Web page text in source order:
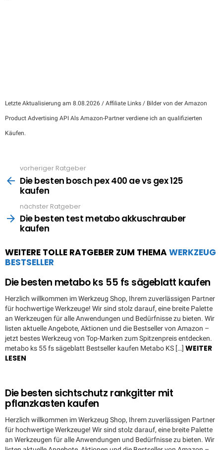
Letzte Aktualisierung am 8.08.2026 / Affiliate Links / Bilder von der Amazon
Product Advertising API Als Amazon-Partner verdiene ich an qualifizierten
Käufen.
more
vorheriger Ratgeber
Die besten bosch pex 400 ae vs gex 125
kaufen
nächster Ratgeber
Die besten test metabo akkuschrauber
kaufen
WEITERE TOLLE RATGEBER ZUM THEMAWERKZEUG
BESTSELLER
Die besten metabo ks 55 fs sägeblatt kaufen
Herzlich willkommen im Werkzeug Shop, Ihrem zuverlässigen Partner
für hochwertige Werkzeuge! Wir sind stolz darauf, eine breite Palette
an Werkzeugen für alle Anwendungen und Bedürfnisse zu bieten. Wir
listen aktuelle Angebote, Aktionen und die Bestseller von Amazon –
jetzt bestes Werkzeug von Top-Marken zum Spitzenpreis entdecken.
metabo ks 55 fs sägeblatt Bestseller kaufen Metabo KS […] WEITER
LESEN
Die besten sichtschutz rankgitter mit
pflanzkasten kaufen
Herzlich willkommen im Werkzeug Shop, Ihrem zuverlässigen Partner
für hochwertige Werkzeuge! Wir sind stolz darauf, eine breite Palette
an Werkzeugen für alle Anwendungen und Bedürfnisse zu bieten. Wir